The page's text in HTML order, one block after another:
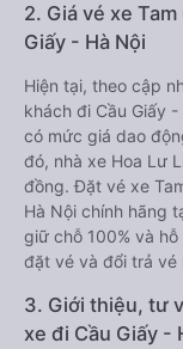
2. Giá vé xe
Giấy - Hà Nội
Hiện tại, theo cập
khách đi Cầu Giấy
có mức giá dao
đó, nhà xe Hoa Lư
đồng. Đặt vé xe
Hà Nội chính hãng
giữ chỗ 100% và
đặt vé và đổi trả vé
3. Giới thiệu, tư
xe đi Cầu Giấy -